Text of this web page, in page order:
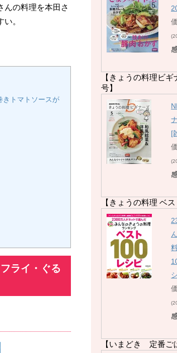
んの料理を本田さ
。
トマトソースが
ライ・ぐる
【きょうの料理ビ
号】
[
【きょうの料理 ベ
【いまどき 定番ご